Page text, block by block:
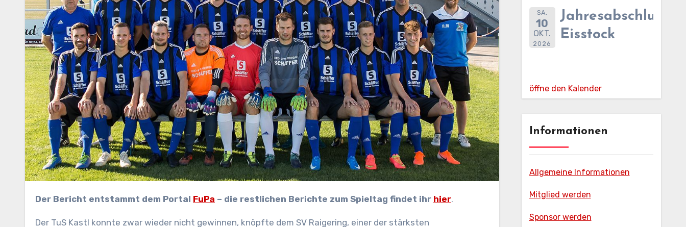
Der Bericht entstammt dem Portal FuPa – die restlichen Berichte zum Spieltag findet ihr hier.
Der TuS Kastl konnte zwar wieder nicht gewinnen, knöpfte dem SV Raigering, einer der stärksten
SA.
10
OKT.
2026
Eisstock
öffne den Kalender
Informationen
Allgemeine Informationen
Mitglied werden
Sponsor werden